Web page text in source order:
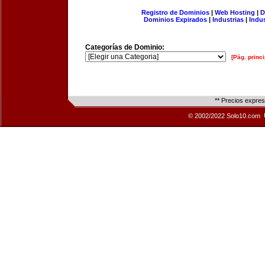
Registro de Dominios| Web Hosting |
Dominios Expirados | Industrias |
Categorías de Dominio:
[Pág.
** Precios
© 2002/2022 Solo10.com